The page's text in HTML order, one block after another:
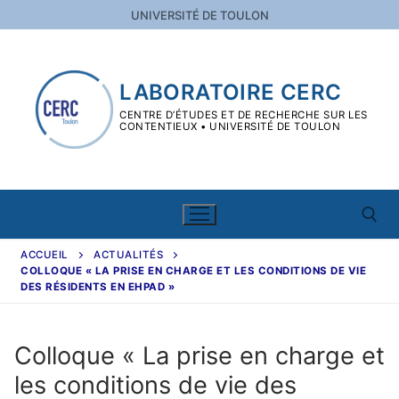
au
UNIVERSITÉ DE TOULON
LABORATOIRE CERC
CENTRE D’ÉTUDES ET DE RECHERCHE SUR LES
CONTENTIEUX • UNIVERSITÉ DE TOULON
:
Le CERC
ACCUEIL
ACTUALITÉS
COLLOQUE « LA PRISE EN CHARGE ET LES CONDITIONS DE VIE
DES RÉSIDENTS EN EHPAD »
Colloque « La prise en charge et
les conditions de vie des